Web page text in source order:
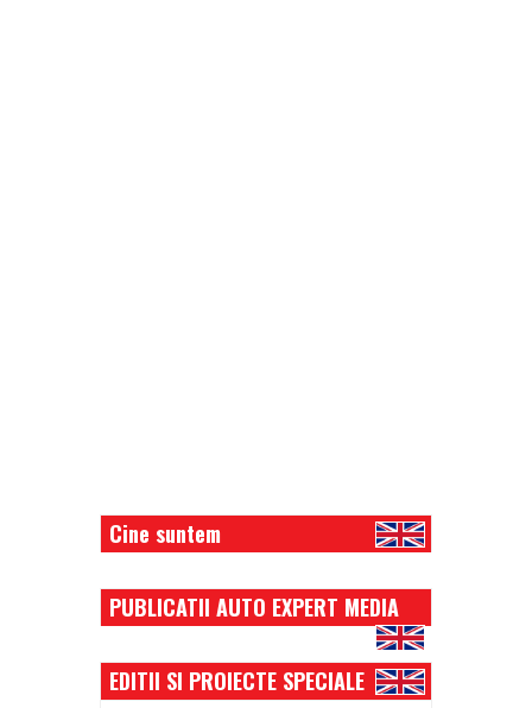
Cine suntem
PUBLICATII AUTO EXPERT MEDIA
EDITII SI PROIECTE SPECIALE